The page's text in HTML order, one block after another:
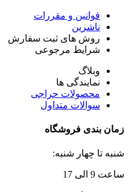
قوانین و مقررات
ناشرین
روش های ثبت سفارش
شرایط مرجوعی
وبلاگ
نمایندگی ها
محصولات حراجی
سوالات متداول
زمان بندی فروشگاه
شنبه تا چهار شنبه:
ساعت 9 الی 17